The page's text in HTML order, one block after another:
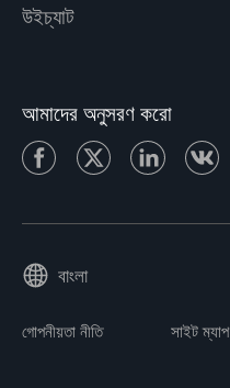
উইচ্যাট
আমাদের অনুসরণ করো
বাংলা
গোপনীয়তা নীতি সাইট ম্যাপ